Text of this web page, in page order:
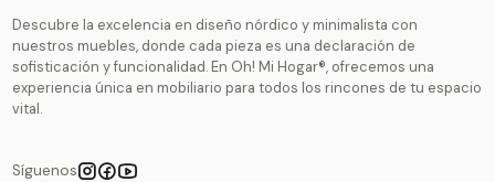
Descubre la excelencia en diseño nórdico y minimalista con
nuestros muebles, donde cada pieza es una declaración de
sofisticación y funcionalidad. En Oh! Mi Hogar®, ofrecemos una
experiencia única en mobiliario para todos los rincones de tu espacio
vital.
Síguenos